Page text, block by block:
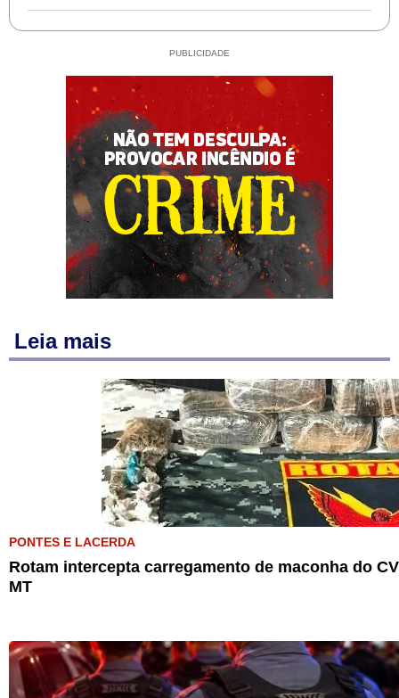
PUBLICIDADE
Leia mais
PONTES E LACERDA
Rotam intercepta carregamento de maconha do
MT